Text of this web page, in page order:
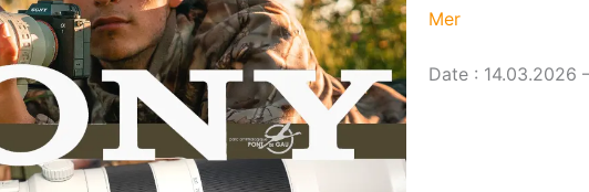
Mer
Date : 14.03.2026